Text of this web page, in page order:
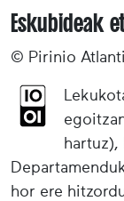
Eskubideak
© Pirinio
hartuz),
hor ere